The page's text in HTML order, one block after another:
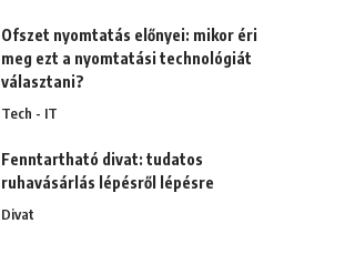
Ofszet nyomtatás előnyei: mikor éri
meg ezt a nyomtatási technológiát
választani?
Tech - IT
Fenntartható divat: tudatos
ruhavásárlás lépésről lépésre
Divat